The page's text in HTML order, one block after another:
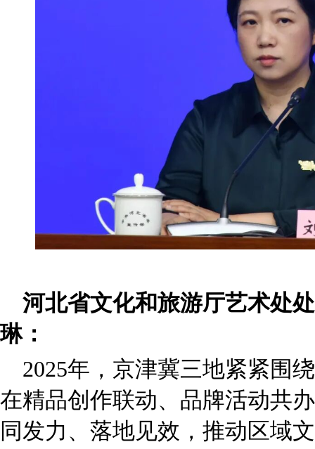
河北省文化和旅游厅艺术处
琳：
2025年，京津冀三地紧紧围
在精品创作联动、品牌活动共
同发力、落地见效，推动区域